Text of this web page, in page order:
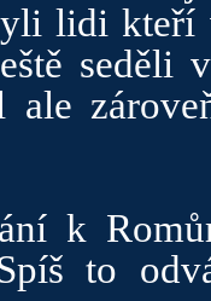
lidi kteří
seděli
ale
k
to